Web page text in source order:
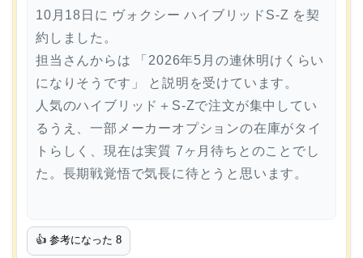
10月18日に ヴォクシー ハイブリッドS-Z を契
約しました。
担当さんからは 「2026年5月の連休明けくらい
になりそうです」 と説明を受けています。
人気のハイブリッド＋S-Zで注文が集中してい
るうえ、一部メーカーオプションの在庫がタイ
トらしく、現在は実質 7ヶ月待ちとのことでし
た。長期戦覚悟で気長に待とうと思います。
👍 参考になった 8